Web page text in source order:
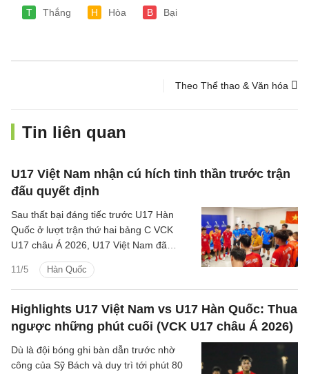
T Thắng H Hòa B Bại
Theo Thể thao & Văn hóa
Tin liên quan
U17 Việt Nam nhận cú hích tinh thần trước trận
đấu quyết định
11/5 Hàn Quốc
Sau thất bại đáng tiếc trước U17 Hàn
Quốc ở lượt trận thứ hai bảng C VCK
U17 châu Á 2026, U17 Việt Nam đã
nhanh chóng nhận được sự động viên từ
lãnh đạo Liên đoàn Bóng đá Việt Nam.
Highlights U17 Việt Nam vs U17 Hàn Quốc: Thua
ngược những phút cuối (VCK U17 châu Á 2026)
Dù là đội bóng ghi bàn dẫn trước nhờ
công của Sỹ Bách và duy trì tới phút 80